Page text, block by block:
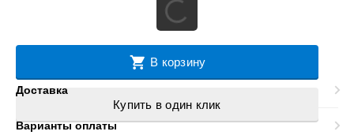
В корзину
Купить в один клик
Доставка
Варианты оплаты